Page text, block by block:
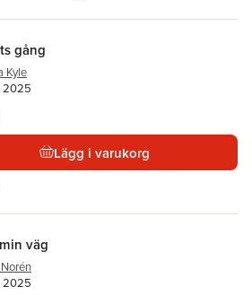
gång
Kyle
2025
Lägg i varukorg
väg
2025